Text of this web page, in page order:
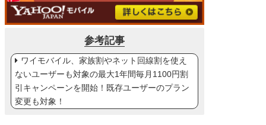
参考記事
ワイモバイル、家族割やネット回線割を使え
ないユーザーも対象の最大1年間毎月1100円割
引キャンペーンを開始！既存ユーザーのプラン
変更も対象！